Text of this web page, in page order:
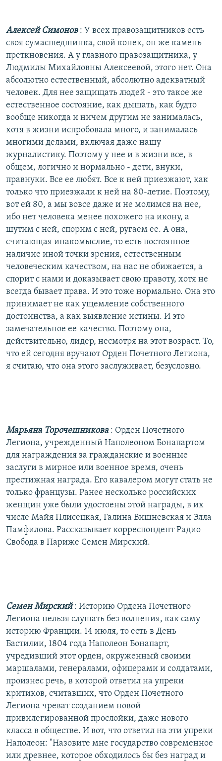
Алексей Симонов : У всех правозащитников есть
своя сумасшедшинка, свой конек, он же камень
преткновения. А у главного правозащитника, у
Людмилы Михайловны Алексеевой, этого нет. Она
абсолютно естественный, абсолютно адекватный
человек. Для нее защищать людей - это такое же
естественное состояние, как дышать, как будто
вообще никогда и ничем другим не занималась,
хотя в жизни испробовала много, и занималась
многими делами, включая даже нашу
журналистику. Поэтому у нее и в жизни все, в
общем, логично и нормально - дети, внуки,
правнуки. Все ее любят. Все к ней приезжают, как
только что приезжали к ней на 80-летие. Поэтому,
вот ей 80, а мы вовсе даже и не молимся на нее,
ибо нет человека менее похожего на икону, а
шутим с ней, спорим с ней, ругаем ее. А она,
считающая инакомыслие, то есть постоянное
наличие иной точки зрения, естественным
человеческим качеством, на нас не обижается, а
спорит с нами и доказывает свою правоту, хотя не
всегда бывает права. И это тоже нормально. Она это
принимает не как ущемление собственного
достоинства, а как выявление истины. И это
замечательное ее качество. Поэтому она,
действительно, лидер, несмотря на этот возраст. То,
что ей сегодня вручают Орден Почетного Легиона,
я считаю, что она этого заслуживает, безусловно.
Марьяна Торочешникова : Орден Почетного
Легиона, учрежденный Наполеоном Бонапартом
для награждения за гражданские и военные
заслуги в мирное или военное время, очень
престижная награда. Его кавалером могут стать не
только французы. Ранее несколько российских
женщин уже были удостоены этой награды, в их
числе Майя Плисецкая, Галина Вишневская и Элла
Памфилова. Рассказывает корреспондент Радио
Свобода в Париже Семен Мирский.
Семен Мирский: Историю Ордена Почетного
Легиона нельзя слушать без волнения, как саму
историю Франции. 14 июля, то есть в День
Бастилии, 1804 года Наполеон Бонапарт,
учредивший этот орден, окруженный своими
маршалами, генералами, офицерами и солдатами,
произнес речь, в которой ответил на упреки
критиков, считавших, что Орден Почетного
Легиона чреват созданием новой
привилегированной прослойки, даже нового
класса в обществе. И вот, что ответил на эти упреки
Наполеон: "Назовите мне государство современное
или древнее, которое обходилось бы без наград и